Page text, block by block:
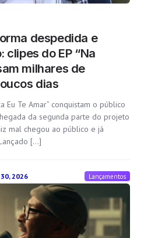
despedida e
clipes do EP “Na
milhares de
dias
Eu Te Amar” conquistam o público
da segunda parte do projeto
mal chegou ao público e já
[…]
2026 Lançamentos